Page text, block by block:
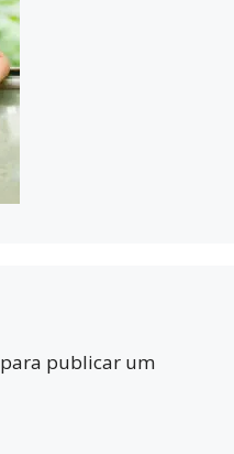
para publicar um